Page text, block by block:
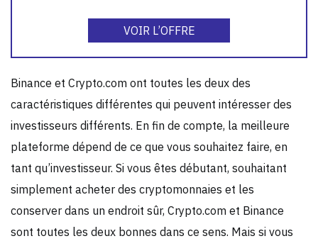
VOIR L’OFFRE
Binance et Crypto.com ont toutes les deux des
caractéristiques différentes qui peuvent intéresser des
investisseurs différents. En fin de compte, la meilleure
plateforme dépend de ce que vous souhaitez faire, en
tant qu’investisseur. Si vous êtes débutant, souhaitant
simplement acheter des cryptomonnaies et les
conserver dans un endroit sûr, Crypto.com et Binance
sont toutes les deux bonnes dans ce sens. Mais si vous